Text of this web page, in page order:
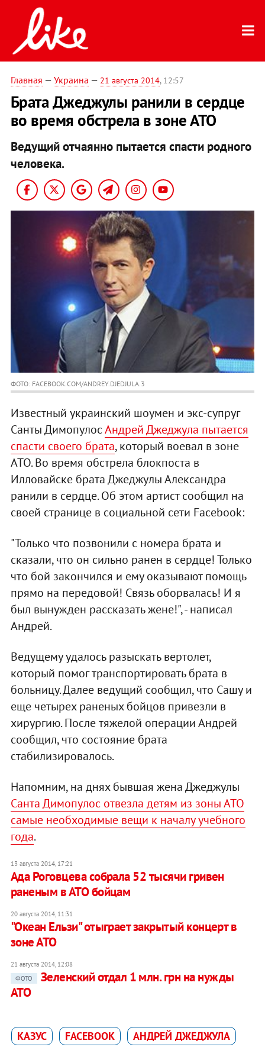
Главная — Украина — 21 августа 2014, 12:57
Брата Джеджулы ранили в сердце
во время обстрела в зоне АТО
Ведущий отчаянно пытается спасти родного
человека.
ФОТО: FACEBOOK.COM/ANDREY.DJEDJULA.3
Известный украинский шоумен и экс-супруг
Санты ДимопулосАндрей Джеджула пытается
спасти своего брата, который воевал в зоне
АТО. Во время обстрела блокпоста в
Илловайске брата Джеджулы Александра
ранили в сердце. Об этом артист сообщил на
своей странице в социальной сети Facebook:
"Только что позвонили с номера брата и
сказали, что он сильно ранен в сердце! Только
что бой закончился и ему оказывают помощь
прямо на передовой! Связь оборвалась! И я
был вынужден рассказать жене!", - написал
Андрей.
Ведущему удалось разыскать вертолет,
который помог транспортировать брата в
больницу. Далее ведущий сообщил, что Сашу и
еще четырех раненых бойцов привезли в
хирургию. После тяжелой операции Андрей
сообщил, что состояние брата
стабилизировалось.
Напомним, на днях бывшая жена Джеджулы
Санта Димопулос отвезла детям из зоны АТО
самые необходимые вещи к началу учебного
года.
13 августа 2014, 17:21
Ада Роговцева собрала 52 тысячи гривен
раненым в АТО бойцам
20 августа 2014, 11:31
"Океан Ельзи" отыграет закрытый концерт в
зоне АТО
21 августа 2014, 12:08
ФОТО
Зеленский отдал 1 млн. грн на нужды
АТО
КАЗУС FACEBOOK АНДРЕЙ ДЖЕДЖУЛА